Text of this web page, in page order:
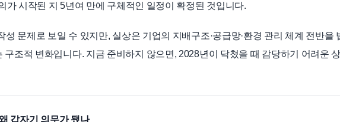
가 시작된 지 5년여 만에 구체적인 일정이 확정된 것입니다.
성 문제로 보일 수 있지만, 실상은 기업의 지배구조·공급망·환경 관리 체계 전반을
조적 변화입니다. 지금 준비하지 않으면, 2028년이 닥쳤을 때 감당하기 어려운 상
갑자기 의무가 됐나